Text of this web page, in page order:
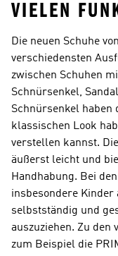
VIELEN
Die neuen Schuhe
verschiedensten
zwischen Schuhen
Schnürsenkel,
Schnürsenkel haben
klassischen Look
verstellen kannst.
äußerst leicht und
Handhabung. Bei
insbesondere Kinder
selbstständig und
auszuziehen. Zu den
zum Beispiel die